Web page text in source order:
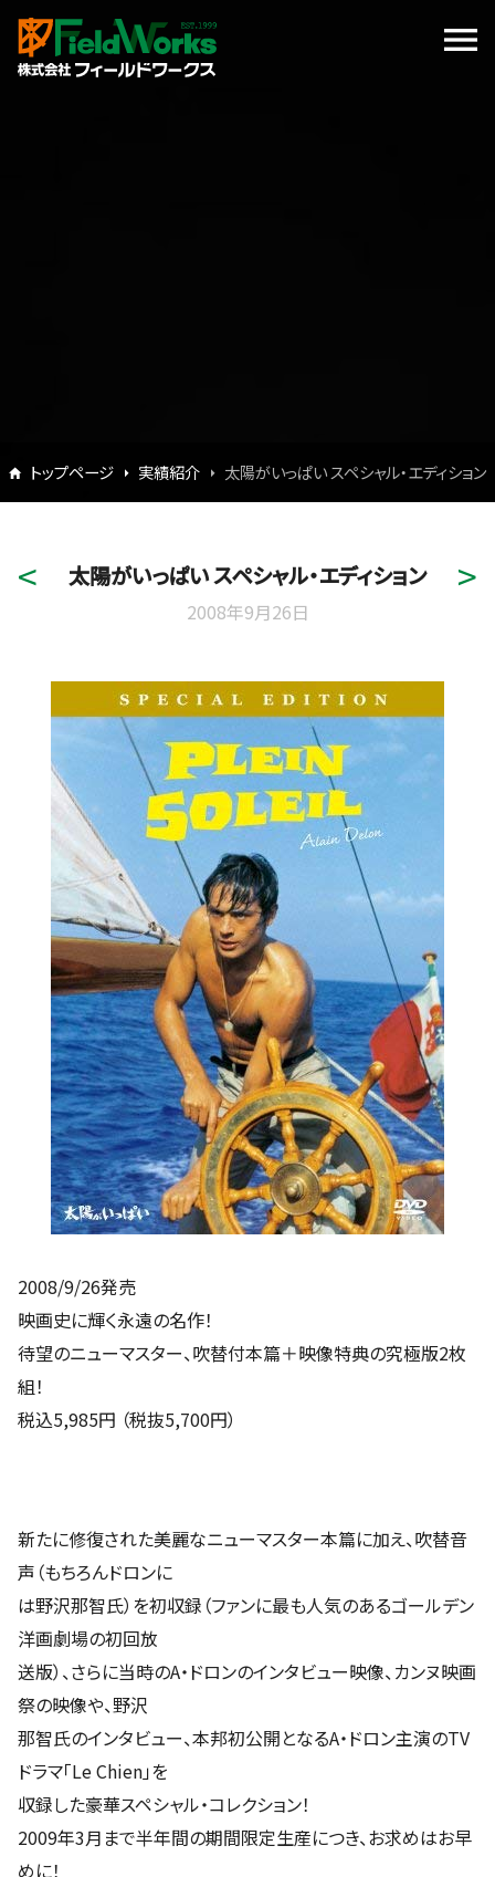
トップページ 実績紹介 太陽がいっぱい スペシャル・エディション
太陽がいっぱい スペシャル・エディション
2008年9月26日
2008/9/26発売
映画史に輝く永遠の名作！
待望のニューマスター、吹替付本篇＋映像特典の究極版2枚
組！
税込5,985円 （税抜5,700円）
新たに修復された美麗なニューマスター本篇に加え、吹替音
声（もちろんドロンに
は野沢那智氏）を初収録（ファンに最も人気のあるゴールデン
洋画劇場の初回放
送版）、さらに当時のA・ドロンのインタビュー映像、カンヌ映画
祭の映像や、野沢
那智氏のインタビュー、本邦初公開となるA・ドロン主演のTV
ドラマ「Le Chien」を
収録した豪華スペシャル・コレクション！
2009年3月まで半年間の期間限定生産につき、お求めはお早
めに！